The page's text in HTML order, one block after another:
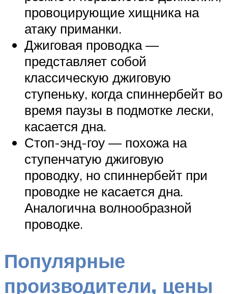
провоцирующие хищника на
атаку приманки.
Джиговая проводка —
представляет собой
классическую джиговую
ступеньку, когда спиннербейт во
время паузы в подмотке лески,
касается дна.
Стоп-энд-гоу — похожа на
ступенчатую джиговую
проводку, но спиннербейт при
проводке не касается дна.
Аналогична волнообразной
проводке.
Популярные
производители, цены